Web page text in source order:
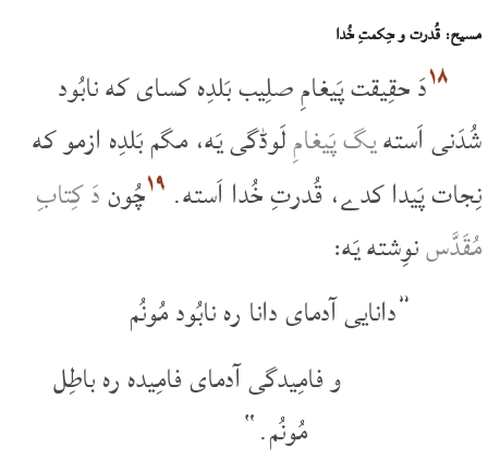
مسیح: قُدرت و حِکمتِ خُدا
۱۸دَ حقِیقت پَیغامِ صلِیب بَلدِه کسای که نابُود
شُدَنی اَستهیگ پَیغامِلَوڈگی یَه، مگم بَلدِه ازمو که
نِجات پَیدا کدے، قُدرتِ خُدا اَسته. ۱۹چُوندَ کِتابِ
مُقَدَّسنوِشته یَه:
”دانایی آدمای دانا ره نابُود مُونُم
و فامِیدگی آدمای فامِیده ره باطِل
مُونُم.“